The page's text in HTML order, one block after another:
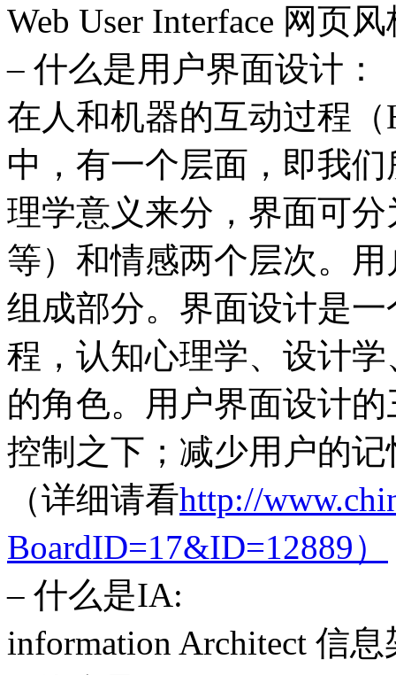
Web User Interface 网页
– 什么是用户界面设计：
在人和机器的互动过程（
中，有一个层面，即我
理学意义来分，界面可
等）和情感两个层次。
组成部分。界面设计是
程，认知心理学、设计
的角色。用户界面设计
控制之下；减少用户的
（详细请看http://
BoardID=17&ID=12889）
– 什么是IA:
information Architect 信息